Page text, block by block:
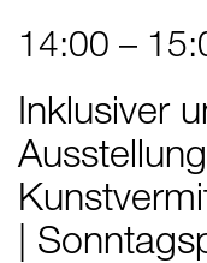
14:00 –
Inklusiver
|